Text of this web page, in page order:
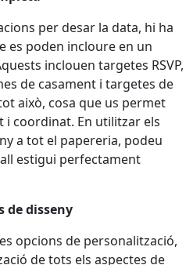
per desar la data, hi ha
es poden incloure en un
inclouen targetes RSVP,
de casament i targetes de
això, cosa que us permet
i coordinat. En utilitzar els
a tot el papereria, podeu
estigui perfectament
de disseny
opcions de personalització,
de tots els aspectes de